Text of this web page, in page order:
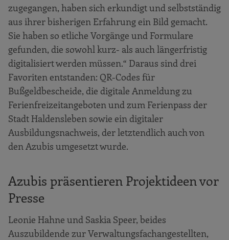
zugegangen, haben sich erkundigt und selbstständig
aus ihrer bisherigen Erfahrung ein Bild gemacht.
Sie haben so etliche Vorgänge und Formulare
gefunden, die sowohl kurz- als auch längerfristig
digitalisiert werden müssen.“ Daraus sind drei
Favoriten entstanden: QR-Codes für
Bußgeldbescheide, die digitale Anmeldung zu
Ferienfreizeitangeboten und zum Ferienpass der
Stadt Haldensleben sowie ein digitaler
Ausbildungsnachweis, der letztendlich auch von
den Azubis umgesetzt wurde.
Azubis präsentieren Projektideen vor
Presse
Leonie Hahne und Saskia Speer, beides
Auszubildende zur Verwaltungsfachangestellten,